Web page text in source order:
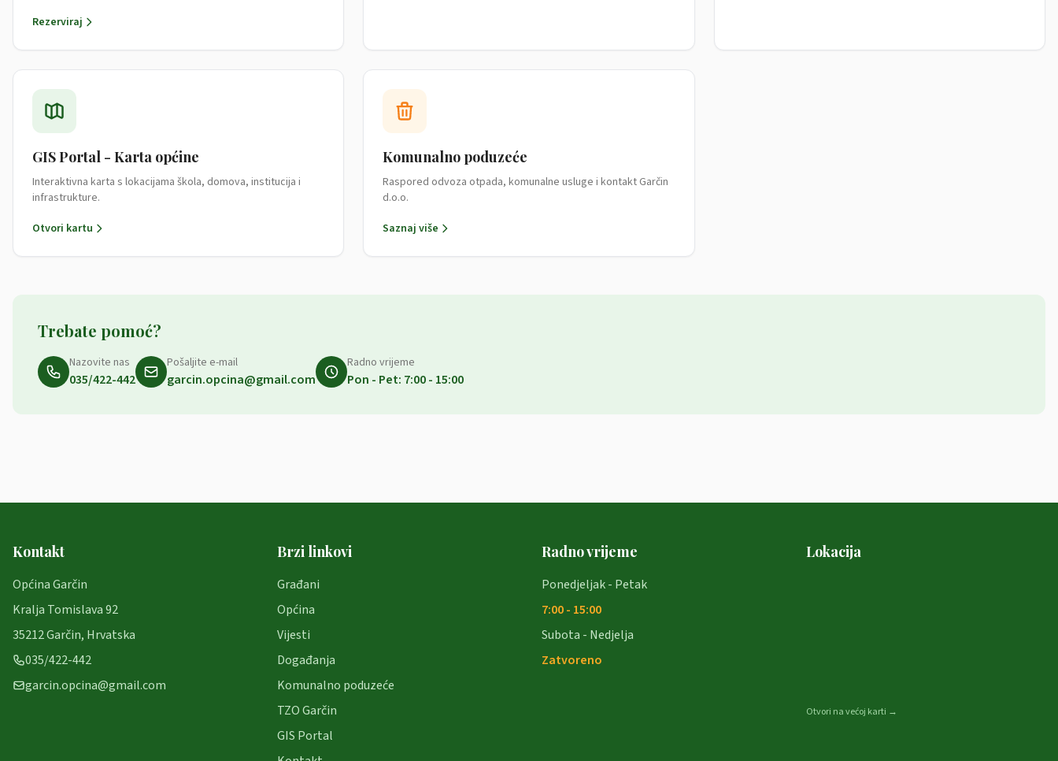
Rezerviraj
GIS Portal - Karta općine
Interaktivna karta s lokacijama škola, domova, institucija i
infrastrukture.
Otvori kartu
Komunalno poduzeće
Raspored odvoza otpada, komunalne usluge i kontakt Garčin
d.o.o.
Saznaj više
Trebate pomoć?
Nazovite nas
035/422-442
Pošaljite e-mail
garcin.opcina@gmail.com
Radno vrijeme
Pon - Pet: 7:00 - 15:00
Kontakt
Općina Garčin
Kralja Tomislava 92
35212 Garčin, Hrvatska
035/422-442
garcin.opcina@gmail.com
Brzi linkovi
Građani
Općina
Vijesti
Događanja
Komunalno poduzeće
TZO Garčin
GIS Portal
Radno vrijeme
Ponedjeljak - Petak
7:00 - 15:00
Subota - Nedjelja
Zatvoreno
Lokacija
Otvori na većoj karti →